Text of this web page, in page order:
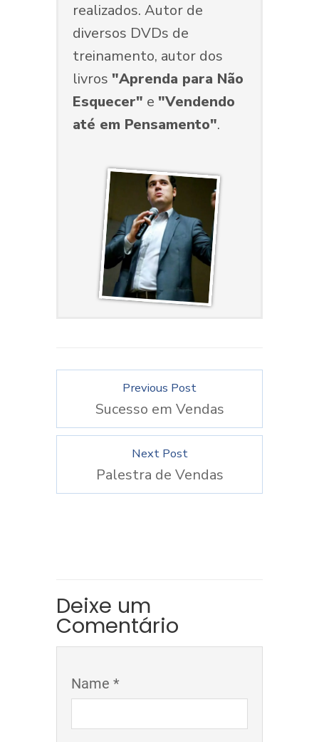
realizados. Autor de
diversos DVDs de
treinamento, autor dos
livros "Aprenda para Não
Esquecer" e "Vendendo
até em Pensamento".
Previous Post
Sucesso em Vendas
Next Post
Palestra de Vendas
Deixe um
Comentário
Name *